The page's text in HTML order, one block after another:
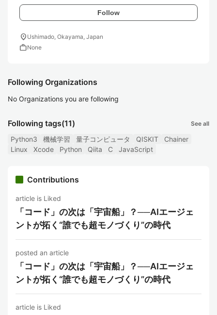
Follow
location_on Ushimado, Okayama, Japan
workNone
Following Organizations
No Organizations you are following
Following tags(11) See all
Python3 機械学習 量子コンピュータ QISKIT
Chainer
Linux
Xcode Python Qiita C JavaScript
Contributions
article is Liked
「コード」の次は「宇宙船」？──AIエージェ
ントが拓く“誰でも超モノづくり”の時代
posted an article
「コード」の次は「宇宙船」？──AIエージェ
ントが拓く“誰でも超モノづくり”の時代
article is Liked